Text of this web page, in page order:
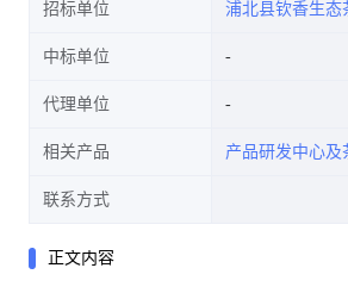
招标单位 浦北县钦香生态
中标单位
代理单位
相关产品 产品研发中心及
联系方式
正文内容